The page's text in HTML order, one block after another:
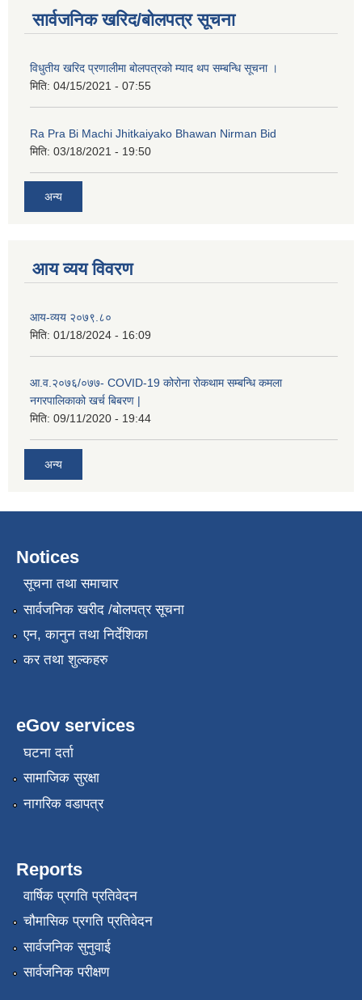
सार्वजनिक खरिद/बोलपत्र सूचना
विधुतीय खरिद प्रणालीमा बोलपत्रको म्याद थप सम्बन्धि सूचना ।
मिति: 04/15/2021 - 07:55
Ra Pra Bi Machi Jhitkaiyako Bhawan Nirman Bid
मिति: 03/18/2021 - 19:50
अन्य
आय व्यय विवरण
आय-व्यय २०७९.८०
मिति: 01/18/2024 - 16:09
आ.व.२०७६/०७७- COVID-19 कोरोना रोकथाम सम्बन्धि कमला
नगरपालिकाको खर्च बिबरण |
मिति: 09/11/2020 - 19:44
अन्य
Notices
सूचना तथा समाचार
सार्वजनिक खरीद /बोलपत्र सूचना
एन, कानुन तथा निर्देशिका
कर तथा शुल्कहरु
eGov services
घटना दर्ता
सामाजिक सुरक्षा
नागरिक वडापत्र
Reports
वार्षिक प्रगति प्रतिवेदन
चौमासिक प्रगति प्रतिवेदन
सार्वजनिक सुनुवाई
सार्वजनिक परीक्षण